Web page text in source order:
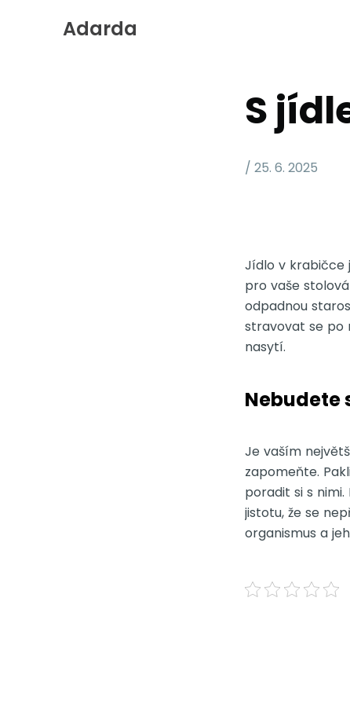
Skip
Adarda
S
/ 25. 6. 2025
Jídlo v krabičce
pro vaše
odpadnou
stravovat se po
nasytí.
Nebudete
Je vaším
zapomeňte.
poradit si s
jistotu, že se
organismus a